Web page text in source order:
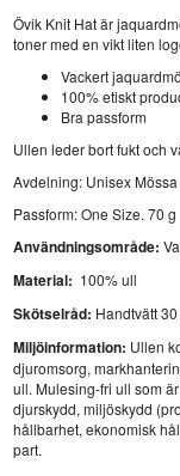
Övik Knit Hat är
toner med en vikt liten
Vackert
100% etiskt
Bra passform
Ullen leder bort fukt och
Avdelning: Unisex Mössa
Passform: One Size. 70 g
Användningsområde:
Material: 100% ull
Skötselråd: Handtvätt
Miljöinformation: Ullen
djuromsorg,
ull. Mulesing-fri ull som
djurskydd, miljöskydd
hållbarhet, ekonomisk
part.